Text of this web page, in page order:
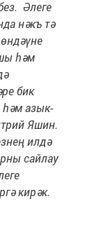
Әлеге
нәкъ тә
һәм
бик
азык-
Яшин.
илдә
сайлау
кирәк.